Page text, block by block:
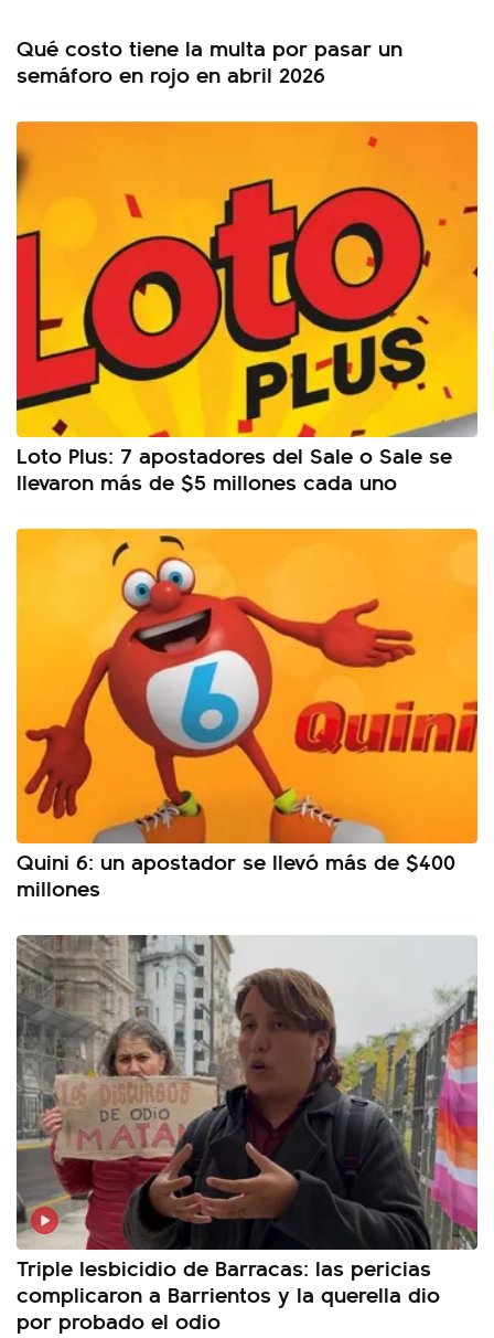
Qué costo tiene la multa por pasar un
semáforo en rojo en abril 2026
Loto Plus: 7 apostadores del Sale o Sale se
llevaron más de $5 millones cada uno
Quini 6: un apostador se llevó más de $400
millones
Triple lesbicidio de Barracas: las pericias
complicaron a Barrientos y la querella dio
por probado el odio